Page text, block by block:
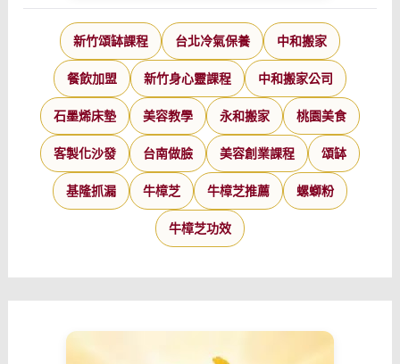
新竹頌缽課程 台北冷氣保養 中和搬家
餐飲加盟 新竹身心靈課程 中和搬家公司
石墨烯床墊 美容教學 永和搬家 桃園美食
客製化沙發 台南做臉 美容創業課程 頌缽
基隆抓漏 牛樟芝 牛樟芝推薦 螺螄粉
牛樟芝功效